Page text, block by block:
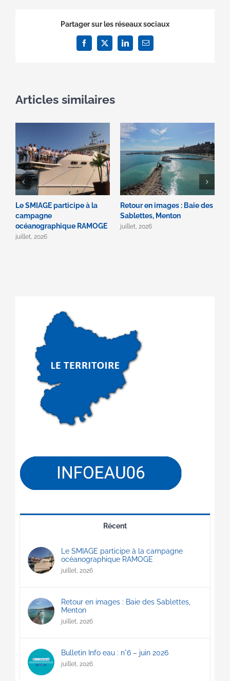
Partager sur les réseaux sociaux
Facebook
X LinkedInEmail
Articles similaires
Le SMIAGE participe à la
campagne
océanographique RAMOGE
juillet, 2026
Retour en images : Baie des
Sablettes, Menton
juillet, 2026
Récent
Le SMIAGE participe à la campagne
océanographique RAMOGE
juillet, 2026
Retour en images : Baie des Sablettes,
Menton
juillet, 2026
Bulletin Info eau : n°6 – juin 2026
juillet, 2026